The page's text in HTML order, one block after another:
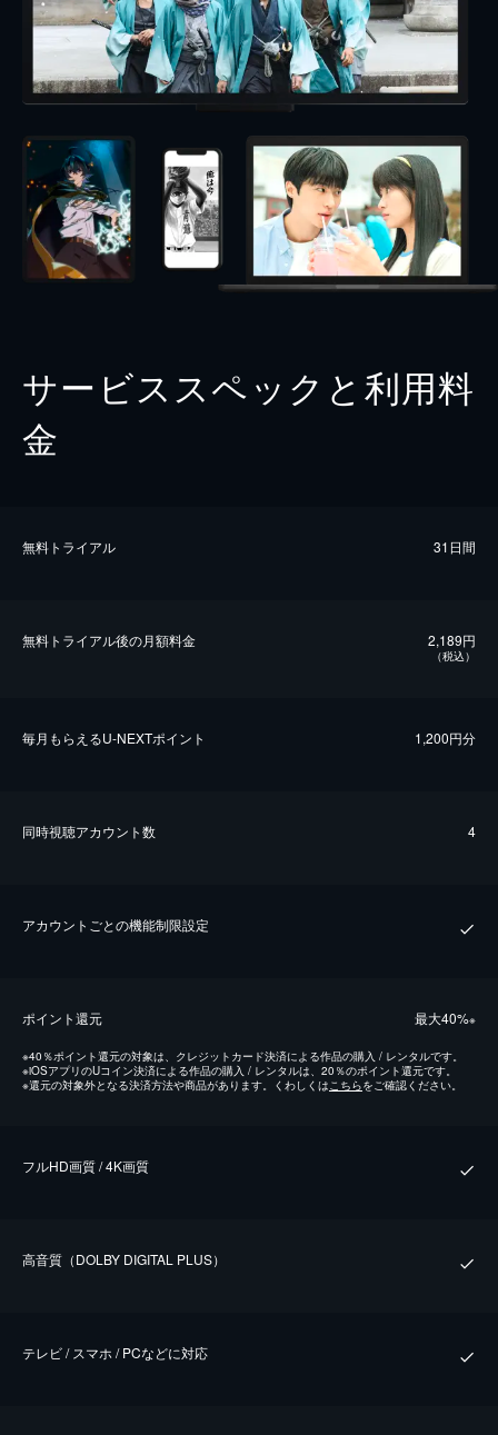
サービススペックと利用料
金
無料トライアル 31日間
無料トライアル後の⽉額料金 2,189円
（税込）
毎⽉もらえるU-NEXTポイント 1,200円分
同時視聴アカウント数 4
アカウントごとの機能制限設定
ポイント還元 最⼤40%※
※40％ポイント還元の対象は、クレジットカード決済による作品の購入 / レンタルです。
※iOSアプリのUコイン決済による作品の購入 / レンタルは、20％のポイント還元です。
※還元の対象外となる決済方法や商品があります。くわしくはこちらをご確認ください。
フルHD画質 / 4K画質
⾼⾳質（DOLBY DIGITAL PLUS）
テレビ / スマホ / PCなどに対応